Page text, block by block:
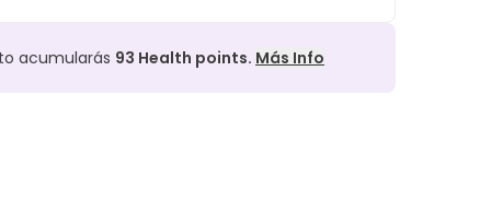
acumularás 93 Health points. Más Info